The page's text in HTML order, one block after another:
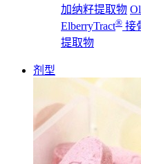
加纳籽提取物
ElberryTract® 接
提取物
剂型